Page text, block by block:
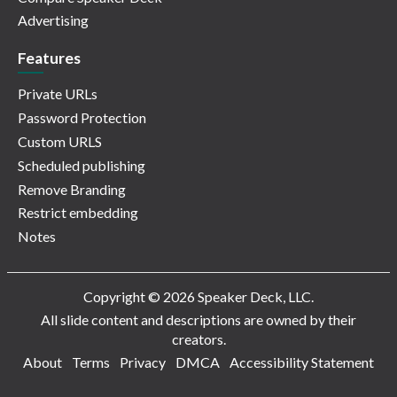
Advertising
Features
Private URLs
Password Protection
Custom URLS
Scheduled publishing
Remove Branding
Restrict embedding
Notes
Copyright © 2026 Speaker Deck, LLC.
All slide content and descriptions are owned by their
creators.
About
Terms Privacy DMCA Accessibility Statement